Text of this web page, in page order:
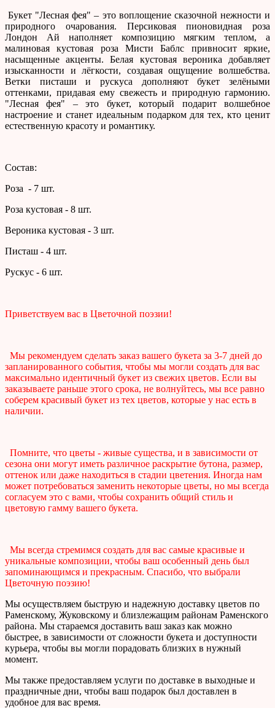
Букет "Лесная фея" – это воплощение сказочной нежности и
природного очарования. Персиковая пионовидная роза
Лондон Ай наполняет композицию мягким теплом, а
малиновая кустовая роза Мисти Баблс привносит яркие,
насыщенные акценты. Белая кустовая вероника добавляет
изысканности и лёгкости, создавая ощущение волшебства.
Ветки писташи и рускуса дополняют букет зелёными
оттенками, придавая ему свежесть и природную гармонию.
"Лесная фея" – это букет, который подарит волшебное
настроение и станет идеальным подарком для тех, кто ценит
естественную красоту и романтику.
Состав:
Роза - 7 шт.
Роза кустовая - 8 шт.
Вероника кустовая - 3 шт.
Писташ - 4 шт.
Рускус - 6 шт.
Приветствуем вас в Цветочной поэзии!
Мы рекомендуем сделать заказ вашего букета за 3-7 дней до
запланированного события, чтобы мы могли создать для вас
максимально идентичный букет из свежих цветов. Если вы
заказываете раньше этого срока, не волнуйтесь, мы все равно
соберем красивый букет из тех цветов, которые у нас есть в
наличии.
Помните, что цветы - живые существа, и в зависимости от
сезона они могут иметь различное раскрытие бутона, размер,
оттенок или даже находиться в стадии цветения. Иногда нам
может потребоваться заменить некоторые цветы, но мы всегда
согласуем это с вами, чтобы сохранить общий стиль и
цветовую гамму вашего букета.
Мы всегда стремимся создать для вас самые красивые и
уникальные композиции, чтобы ваш особенный день был
запоминающимся и прекрасным. Спасибо, что выбрали
Цветочную поэзию!
Мы осуществляем быструю и надежную доставку цветов по
Раменскому, Жуковскому и близлежащим районам Раменского
района. Мы стараемся доставить ваш заказ как можно
быстрее, в зависимости от сложности букета и доступности
курьера, чтобы вы могли порадовать близких в нужный
момент.
Мы также предоставляем услуги по доставке в выходные и
праздничные дни, чтобы ваш подарок был доставлен в
удобное для вас время.